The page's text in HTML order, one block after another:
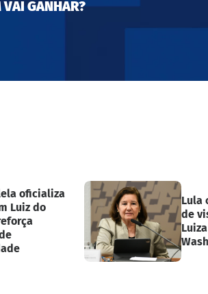
VAI GANHAR?
oficializa
Luiz do
Lula
de